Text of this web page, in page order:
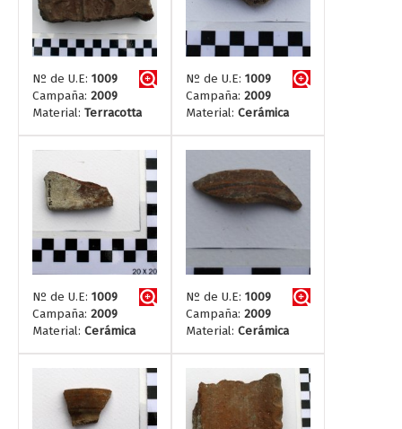
Nº de U.E: 1009
Campaña: 2009
Material: Terracotta
Nº de U.E: 1009
Campaña: 2009
Material: Cerámica
Nº de U.E: 1009
Campaña: 2009
Material: Cerámica
Nº de U.E: 1009
Campaña: 2009
Material: Cerámica